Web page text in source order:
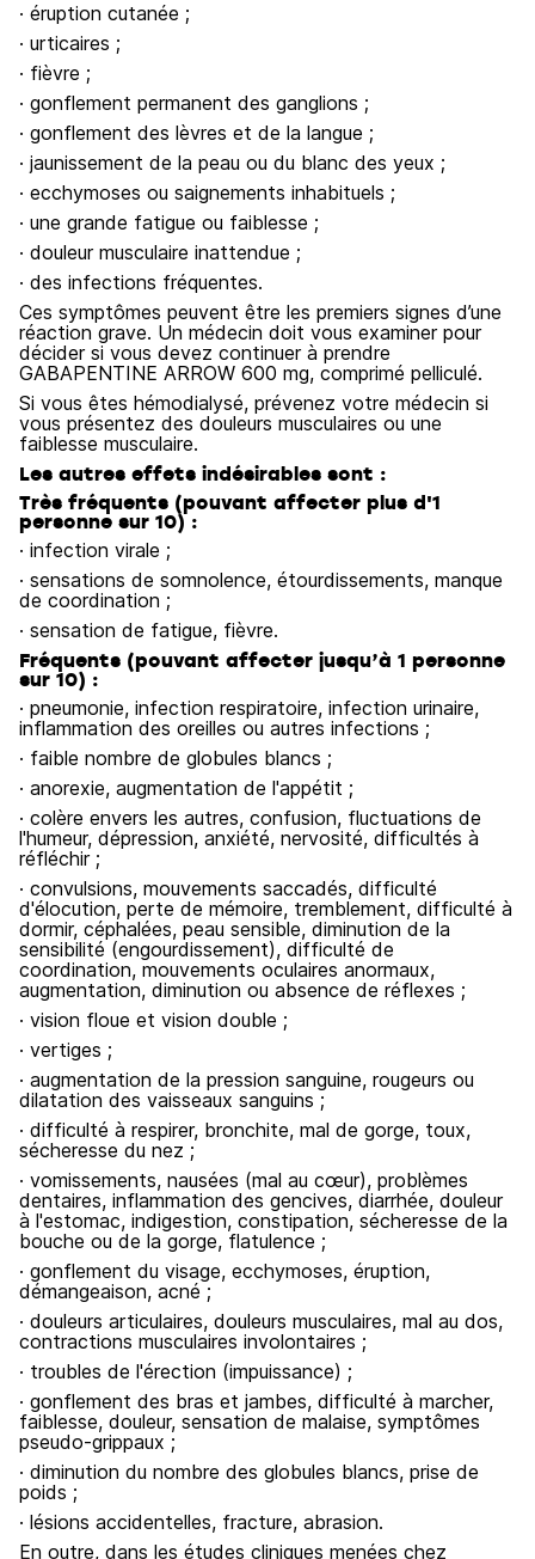
· éruption cutanée ;
· urticaires ;
· fièvre ;
· gonflement permanent des ganglions ;
· gonflement des lèvres et de la langue ;
· jaunissement de la peau ou du blanc des yeux ;
· ecchymoses ou saignements inhabituels ;
· une grande fatigue ou faiblesse ;
· douleur musculaire inattendue ;
· des infections fréquentes.
Ces symptômes peuvent être les premiers signes d’une
réaction grave. Un médecin doit vous examiner pour
décider si vous devez continuer à prendre
GABAPENTINE ARROW 600 mg, comprimé pelliculé.
Si vous êtes hémodialysé, prévenez votre médecin si
vous présentez des douleurs musculaires ou une
faiblesse musculaire.
Les autres effets indésirables sont :
Très fréquents (pouvant affecter plus d'1
personne sur 10) :
· infection virale ;
· sensations de somnolence, étourdissements, manque
de coordination ;
· sensation de fatigue, fièvre.
Fréquents (pouvant affecter jusqu’à 1 personne
sur 10) :
· pneumonie, infection respiratoire, infection urinaire,
inflammation des oreilles ou autres infections ;
· faible nombre de globules blancs ;
· anorexie, augmentation de l'appétit ;
· colère envers les autres, confusion, fluctuations de
l'humeur, dépression, anxiété, nervosité, difficultés à
réfléchir ;
· convulsions, mouvements saccadés, difficulté
d'élocution, perte de mémoire, tremblement, difficulté à
dormir, céphalées, peau sensible, diminution de la
sensibilité (engourdissement), difficulté de
coordination, mouvements oculaires anormaux,
augmentation, diminution ou absence de réflexes ;
· vision floue et vision double ;
· vertiges ;
· augmentation de la pression sanguine, rougeurs ou
dilatation des vaisseaux sanguins ;
· difficulté à respirer, bronchite, mal de gorge, toux,
sécheresse du nez ;
· vomissements, nausées (mal au cœur), problèmes
dentaires, inflammation des gencives, diarrhée, douleur
à l'estomac, indigestion, constipation, sécheresse de la
bouche ou de la gorge, flatulence ;
· gonflement du visage, ecchymoses, éruption,
démangeaison, acné ;
· douleurs articulaires, douleurs musculaires, mal au dos,
contractions musculaires involontaires ;
· troubles de l'érection (impuissance) ;
· gonflement des bras et jambes, difficulté à marcher,
faiblesse, douleur, sensation de malaise, symptômes
pseudo-grippaux ;
· diminution du nombre des globules blancs, prise de
poids ;
· lésions accidentelles, fracture, abrasion.
En outre, dans les études cliniques menées chez